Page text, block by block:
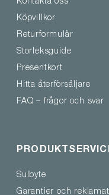
Kontakta oss
Köpvillkor
Returformulär
Storleksguide
Presentkort
Hitta återförsäljare
FAQ – frågor och svar
Sulbyte
Garantier och